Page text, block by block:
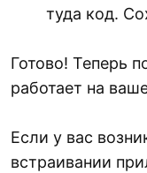
туда код.
Готово! Теперь
работает на
Если у вас
встраивании